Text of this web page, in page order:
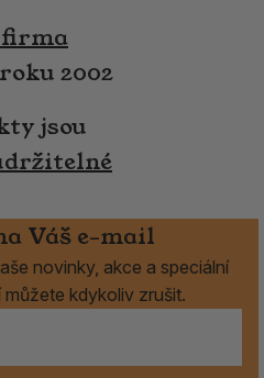
firma
2002
jsou
Váš e-mail
novinky, akce a speciální
můžete kdykoliv zrušit.